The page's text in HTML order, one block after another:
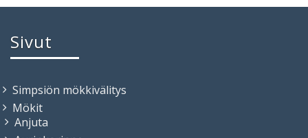
Sivut
Simpsiön mökkivälitys
Mökit
Anjuta